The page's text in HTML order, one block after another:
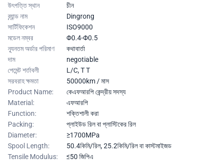
উৎপত্তি স্থান
চীন
ব্র্যান্ড নাম
Dingrong
সার্টিফিকেশন
ISO9000
মডেল নম্বর
Φ0.4-Φ0.5
ন্যূনতম অর্ডার পরিমাণ
কথাবার্তা
দাম
negotiable
পেমেন্ট শর্তাবলী
L/C, T T
সরবরাহ ক্ষমতা
50000km / মাস
Product Name:
কেএফআরপি কেন্দ্রীয় সদস্য
Material:
এফআরপি
Function:
শক্তিশালী করা
Packing:
প্লাইউড রিল বা প্লাস্টিকের রিল
Diameter:
≥1700MPa
Spool Length:
50.4কিমি/রিল, 25.2কিমি/রিল বা কাস্টমাইজড
Tensile Modulus:
≤50 জিপিএ